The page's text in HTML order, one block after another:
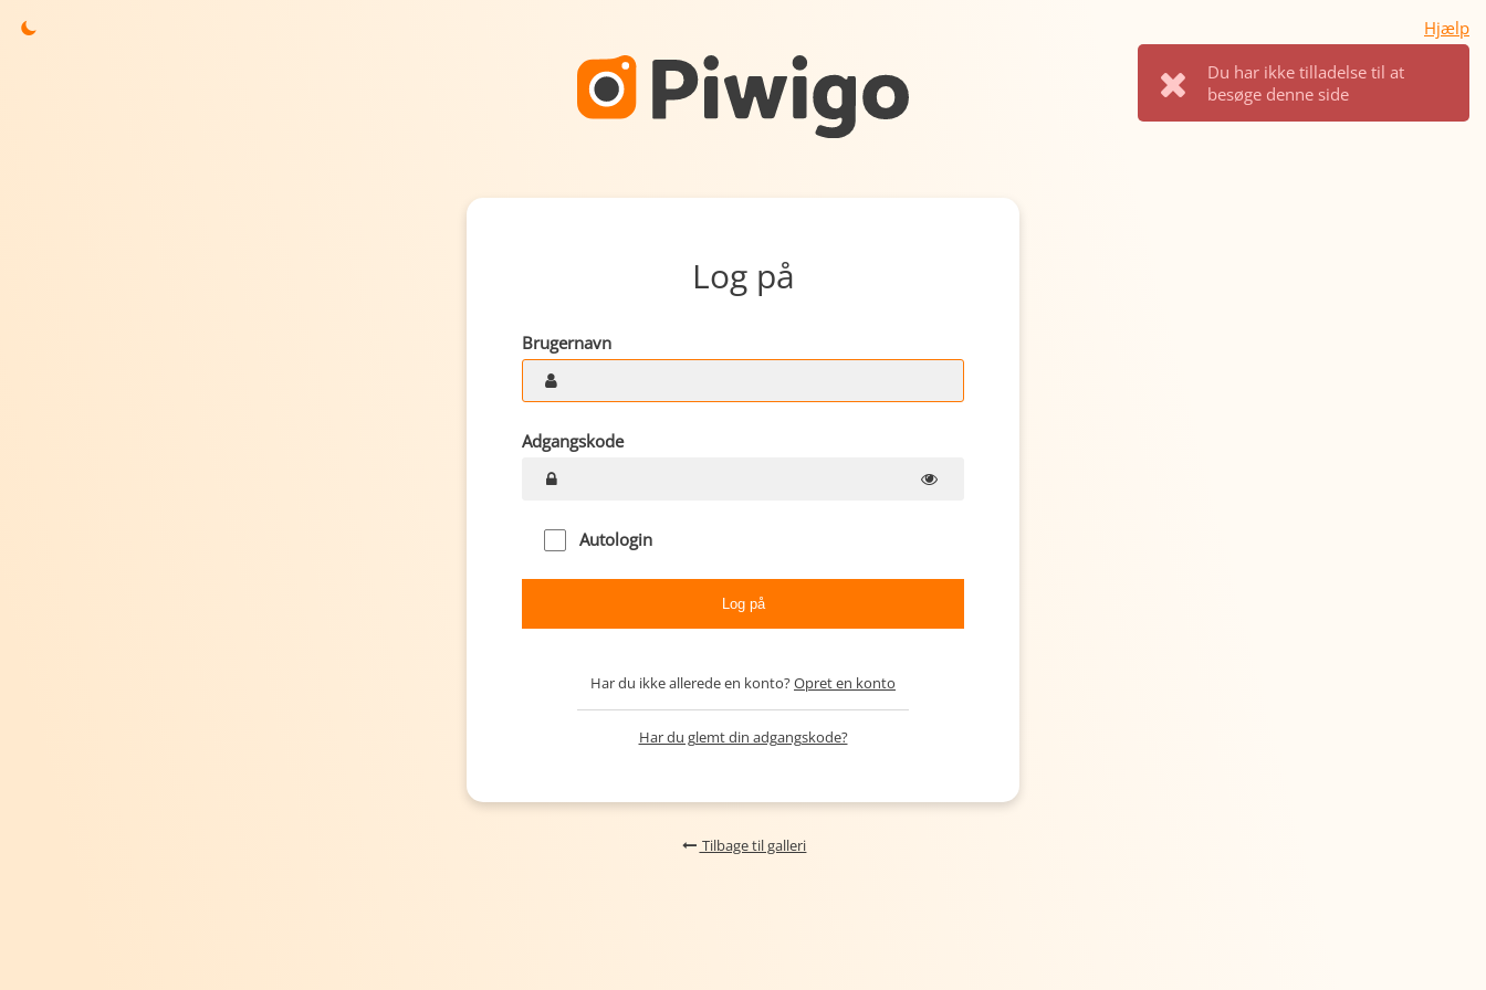
Hjælp
Du har ikke tilladelse til at
besøge denne side
Log på
Brugernavn
Adgangskode
Autologin
Har du ikke allerede en konto?Opret en konto
Har du glemt din adgangskode?
Tilbage til galleri